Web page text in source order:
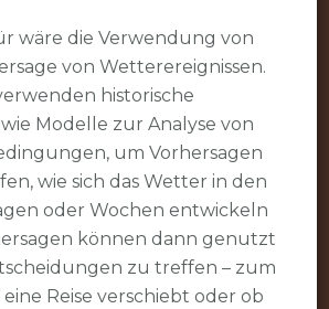
wäre die Verwendung von
von Wetterereignissen.
historische
Modelle zur Analyse von
um Vorhersagen
wie sich das Wetter in den
oder Wochen entwickeln
können dann genutzt
zu treffen – zum
Reise verschiebt oder ob